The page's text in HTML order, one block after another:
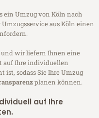
ein Umzug von Köln nach
aus Köln einen
und wir liefern Ihnen eine
auf Ihre individuellen
ist, sodass Sie Ihre Umzug
planen können.
auf Ihre